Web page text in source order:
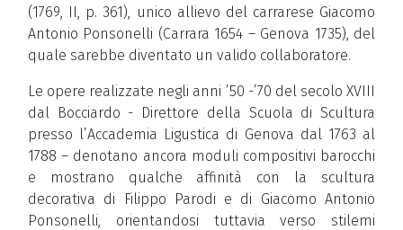
(1769, II, p. 361), unico allievo del carrarese Giacomo
Antonio Ponsonelli (Carrara 1654 – Genova 1735), del
quale sarebbe diventato un valido collaboratore.
Le opere realizzate negli anni ’50 -’70 del secolo XVIII
dal Bocciardo - Direttore della Scuola di Scultura
presso l’Accademia Ligustica di Genova dal 1763 al
1788 – denotano ancora moduli compositivi barocchi
e mostrano qualche affinità con la scultura
decorativa di Filippo Parodi e di Giacomo Antonio
Ponsonelli, orientandosi tuttavia verso stilemi